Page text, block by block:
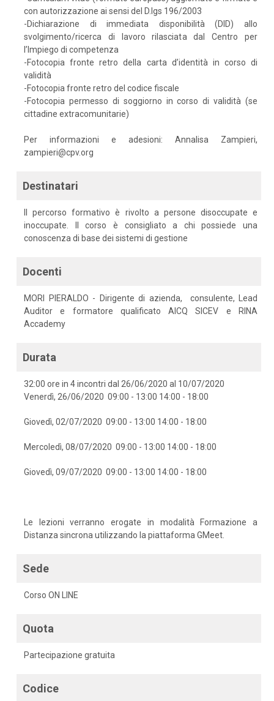
con autorizzazione ai sensi del D.lgs 196/2003
-Dichiarazione di immediata disponibilità (DID) allo
svolgimento/ricerca di lavoro rilasciata dal Centro per
l’Impiego di competenza
-Fotocopia fronte retro della carta d’identità in corso di
validità
-Fotocopia fronte retro del codice fiscale
-Fotocopia permesso di soggiorno in corso di validità (se
cittadine extracomunitarie)
Per informazioni e adesioni: Annalisa Zampieri,
zampieri@cpv.org
Destinatari
Il percorso formativo è rivolto a persone disoccupate e
inoccupate. Il corso è consigliato a chi possiede una
conoscenza di base dei sistemi di gestione
Docenti
MORI PIERALDO - Dirigente di azienda, consulente, Lead
Auditor e formatore qualificato AICQ SICEV e RINA
Accademy
Durata
32:00 ore in 4 incontri dal 26/06/2020 al 10/07/2020
Venerdì, 26/06/2020 09:00 - 13:00 14:00 - 18:00
Giovedì, 02/07/2020 09:00 - 13:00 14:00 - 18:00
Mercoledì, 08/07/2020 09:00 - 13:00 14:00 - 18:00
Giovedì, 09/07/2020 09:00 - 13:00 14:00 - 18:00
Le lezioni verranno erogate in modalità Formazione a
Distanza sincrona utilizzando la piattaforma GMeet.
Sede
Corso ON LINE
Quota
Partecipazione gratuita
Codice